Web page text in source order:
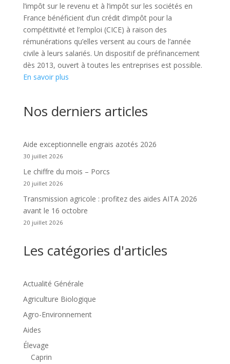
l’impôt sur le revenu et à l’impôt sur les sociétés en
France bénéficient d’un crédit d’impôt pour la
compétitivité et l’emploi (CICE) à raison des
rémunérations qu’elles versent au cours de l’année
civile à leurs salariés. Un dispositif de préfinancement
dès 2013, ouvert à toutes les entreprises est possible.
En savoir plus
Nos derniers articles
Aide exceptionnelle engrais azotés 2026
30 juillet 2026
Le chiffre du mois – Porcs
20 juillet 2026
Transmission agricole : profitez des aides AITA 2026
avant le 16 octobre
20 juillet 2026
Les catégories d'articles
Actualité Générale
Agriculture Biologique
Agro-Environnement
Aides
Élevage
Caprin